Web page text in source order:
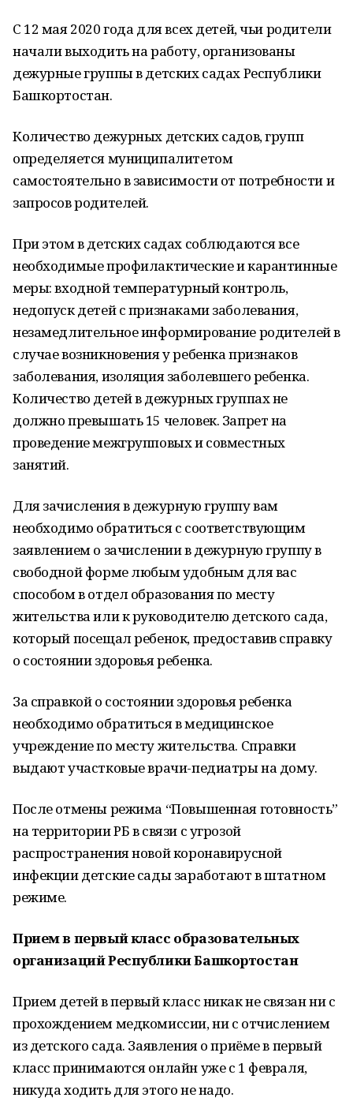
С 12 мая 2020 года для всех детей, чьи родители
начали выходить на работу, организованы
дежурные группы в детских садах Республики
Башкортостан.
Количество дежурных детских садов, групп
определяется муниципалитетом
самостоятельно в зависимости от потребности и
запросов родителей.
При этом в детских садах соблюдаются все
необходимые профилактические и карантинные
меры: входной температурный контроль,
недопуск детей с признаками заболевания,
незамедлительное информирование родителей в
случае возникновения у ребенка признаков
заболевания, изоляция заболевшего ребенка.
Количество детей в дежурных группах не
должно превышать 15 человек. Запрет на
проведение межгрупповых и совместных
занятий.
Для зачисления в дежурную группу вам
необходимо обратиться с соответствующим
заявлением о зачислении в дежурную группу в
свободной форме любым удобным для вас
способом в отдел образования по месту
жительства или к руководителю детского сада,
который посещал ребенок, предоставив справку
о состоянии здоровья ребенка.
За справкой о состоянии здоровья ребенка
необходимо обратиться в медицинское
учреждение по месту жительства. Справки
выдают участковые врачи-педиатры на дому.
После отмены режима “Повышенная готовность”
на территории РБ в связи с угрозой
распространения новой коронавирусной
инфекции детские сады заработают в штатном
режиме.
Прием в первый класс образовательных
организаций Республики Башкортостан
Прием детей в первый класс никак не связан ни с
прохождением медкомиссии, ни с отчислением
из детского сада. Заявления о приёме в первый
класс принимаются онлайн уже с 1 февраля,
никуда ходить для этого не надо.